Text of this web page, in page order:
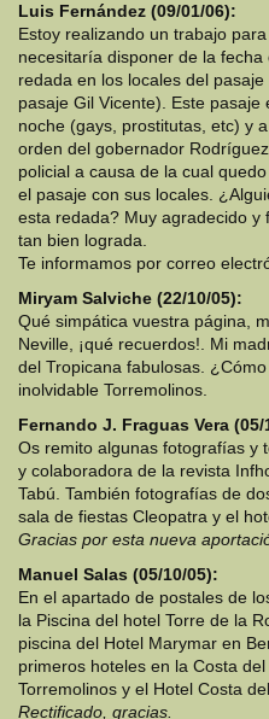
Luis Fernández (09/01/06):
Estoy realizando un trabajo
necesitaría disponer de la
redada en los locales del
pasaje Gil Vicente). Este
noche (gays, prostitutas, etc) y
orden del gobernador
policial a causa de la cual
el pasaje con sus locales.
esta redada? Muy agradecido y
tan bien lograda.
Te informamos por correo
Miryam Salviche (22/10/05):
Qué simpática vuestra página,
Neville, ¡qué recuerdos!. Mi
del Tropicana fabulosas.
inolvidable Torremolinos.
Fernando J. Fraguas Vera (05/
Os remito algunas fotografías y
y colaboradora de la revista
Tabú. También fotografías de
sala de fiestas Cleopatra y el
Gracias por esta nueva
Manuel Salas (05/10/05):
En el apartado de postales de
la Piscina del hotel Torre de la
piscina del Hotel Marymar en
primeros hoteles en la Costa
Torremolinos y el Hotel Costa
Rectificado, gracias.